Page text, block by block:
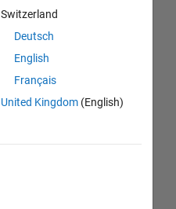
Switzerland
Deutsch
English
Français
United Kingdom(English)